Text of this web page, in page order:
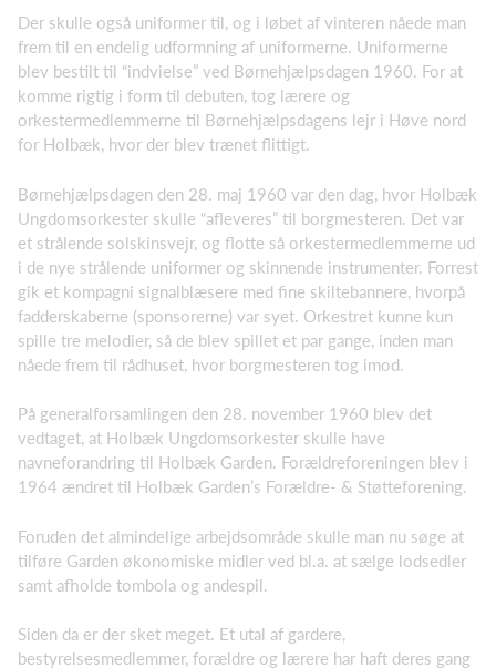
Der skulle også uniformer til, og i løbet af vinteren nåede man
frem til en endelig udformning af uniformerne. Uniformerne
blev bestilt til “indvielse” ved Børnehjælpsdagen 1960. For at
komme rigtig i form til debuten, tog lærere og
orkestermedlemmerne til Børnehjælpsdagens lejr i Høve nord
for Holbæk, hvor der blev trænet flittigt.
Børnehjælpsdagen den 28. maj 1960 var den dag, hvor Holbæk
Ungdomsorkester skulle “afleveres” til borgmesteren. Det var
et strålende solskinsvejr, og flotte så orkestermedlemmerne ud
i de nye strålende uniformer og skinnende instrumenter. Forrest
gik et kompagni signalblæsere med fine skiltebannere, hvorpå
fadderskaberne (sponsorerne) var syet. Orkestret kunne kun
spille tre melodier, så de blev spillet et par gange, inden man
nåede frem til rådhuset, hvor borgmesteren tog imod.
På generalforsamlingen den 28. november 1960 blev det
vedtaget, at Holbæk Ungdomsorkester skulle have
navneforandring til Holbæk Garden. Forældreforeningen blev i
1964 ændret til Holbæk Garden’s Forældre- & Støtteforening.
Foruden det almindelige arbejdsområde skulle man nu søge at
tilføre Garden økonomiske midler ved bl.a. at sælge lodsedler
samt afholde tombola og andespil.
Siden da er der sket meget. Et utal af gardere,
bestyrelsesmedlemmer, forældre og lærere har haft deres gang